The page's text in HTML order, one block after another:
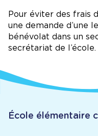
Pour éviter des frais
une demande d’une
bénévolat dans un
secrétariat de l’école.
École élémentaire